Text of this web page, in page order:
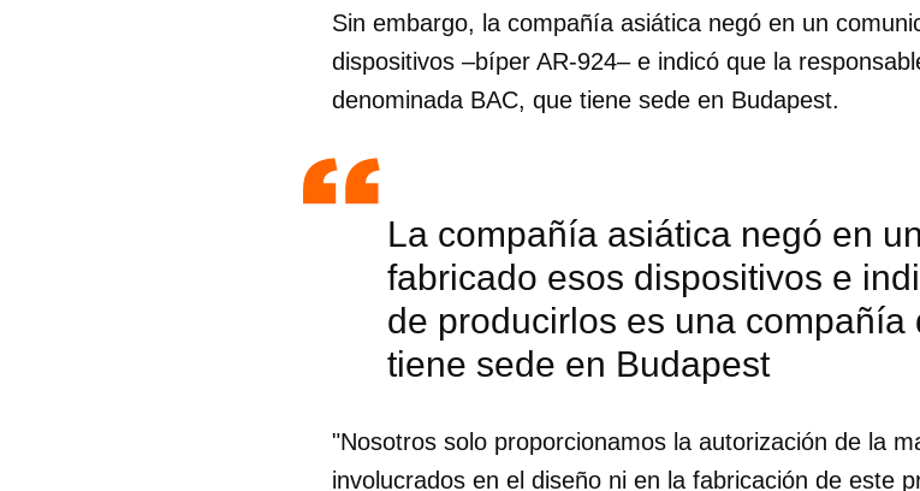
Sin embargo, la compañía asiática negó en un
dispositivos –bíper AR-924– e indicó que la
denominada BAC, que tiene sede en Budapest.
La compañía asiática negó en
fabricado esos dispositivos e
de producirlos es una
tiene sede en Budapest
"Nosotros solo proporcionamos la autorización de la
involucrados en el diseño ni en la fabricación de este